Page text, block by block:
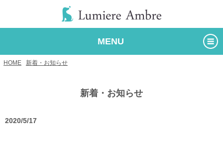
MENU
HOME 新着・お知らせ
新着・お知らせ
2020/5/17